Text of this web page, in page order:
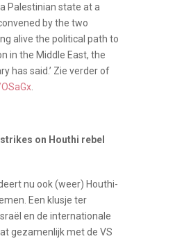
Palestinian state at a
by the two
alive the political path to
in the Middle East, the
has said.’ Zie verder of
.
on Houthi rebel
nu ook (weer) Houthi-
Een klusje ter
en de internationale
gezamenlijk met de VS